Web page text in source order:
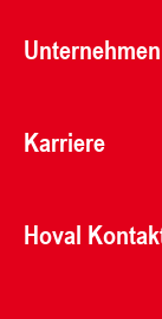
Unternehmen
Karriere
Hoval